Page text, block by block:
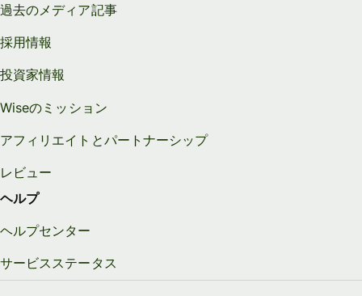
過去のメディア記事
採用情報
投資家情報
Wiseのミッション
アフィリエイトとパートナーシップ
レビュー
ヘルプ
ヘルプセンター
サービスステータス